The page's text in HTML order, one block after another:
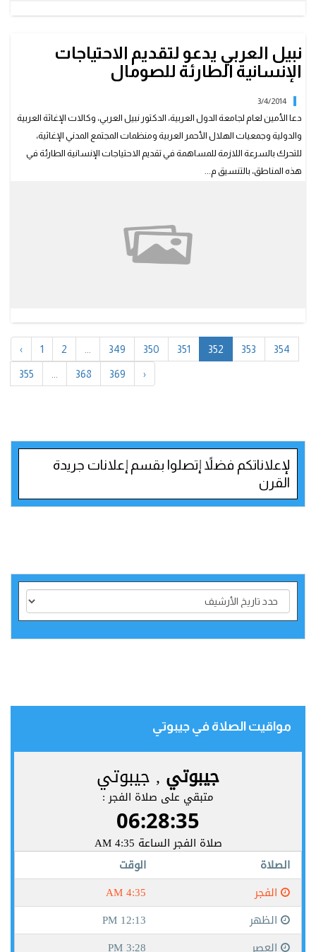
نبيل العربي يدعو لتقديم الاحتياجات
الإنسانية الطارئة للصومال
3/4/2014
دعا الأمين لعام لجامعة الدول العربية، الدكتور نبيل العربي، وكالات الإغاثة العربية
والدولية وجمعيات الهلال الأحمر العربية ومنظمات المجتمع المدني الإغاثية،
للتحرك بالسرعة اللازمة للمساهمة في تقديم الاحتياجات الإنسانية الطارئة في
هذه المناطق، بالتنسيق م...
‹ 1 2 349 350 351 352 353 354
355 368 369 ›
لإعلاناتكم فضلاً إتصلوا بقسم إعلانات جريدة
القرن
مواقيت الصلاة في جيبوتي‎